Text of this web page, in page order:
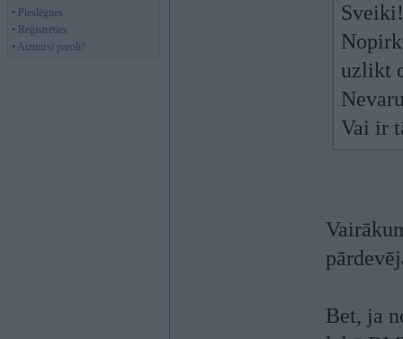
• Pieslēgties
• Reģistrēties
• Aizmirsi paroli?
Sveiki!
uzlikt
Vai ir
Bet, ja